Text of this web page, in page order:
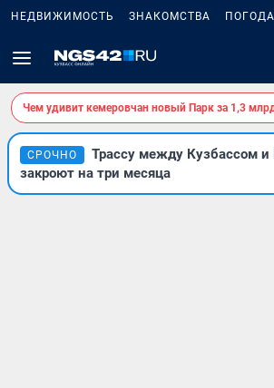
НЕДВИЖИМОСТЬ ЗНАКОМСТВА ПОГОДА
Чем удивит кемеровчан новый Парк за 1,3
СРОЧНО
Трассу между Кузбассом
закроют на три месяца